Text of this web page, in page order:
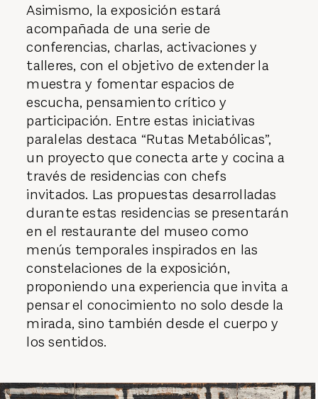
Asimismo, la exposición estará
acompañada de una serie de
conferencias, charlas, activaciones y
talleres, con el objetivo de extender la
muestra y fomentar espacios de
escucha, pensamiento crítico y
participación. Entre estas iniciativas
paralelas destaca “Rutas Metabólicas”,
un proyecto que conecta arte y cocina a
través de residencias con chefs
invitados. Las propuestas desarrolladas
durante estas residencias se presentarán
en el restaurante del museo como
menús temporales inspirados en las
constelaciones de la exposición,
proponiendo una experiencia que invita a
pensar el conocimiento no solo desde la
mirada, sino también desde el cuerpo y
los sentidos.